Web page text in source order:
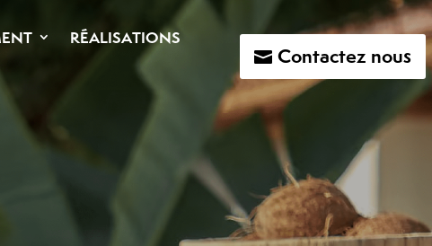
RÉALISATIONS
Contactez nous